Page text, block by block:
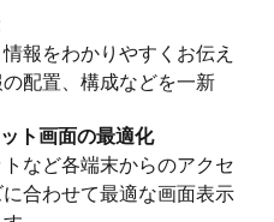
報をわかりやすくお伝え
配置、構成などを一新
ト画面の最適化
など各端末からのアクセ
合わせて最適な画面表示